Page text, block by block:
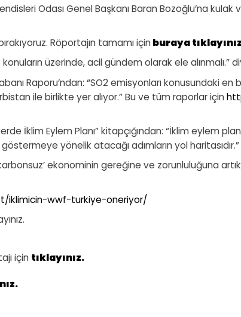
Odası Genel Başkanı Baran Bozoğlu’na
Röportajın tamamı içinburaya tıklayınız
üzerinde, acil gündem olarak ele alınmalı.”
Raporu’ndan: “SO2 emisyonları konusundaki
ile birlikte yer alıyor.” Bu ve tüm raporlar için
İklim Eylem Planı” kitapçığından: “İklim eylem
yönelik atacağı adımların yol haritasıdır.”
ekonominin gereğine ve zorunluluğuna
iklimicin-wwf-turkiye-oneriyor/
için tıklayınız.